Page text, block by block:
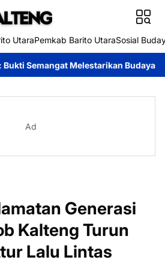
UtaraPemkab Barito UtaraSosial
Budaya Festival Budaya Tira
Ad
Generasi
Kalteng Turun
Lalu Lintas